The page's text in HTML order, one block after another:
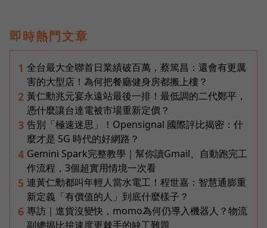
即時熱門文章
1 全台最大全聯首日業績破百萬，蔡篤昌：還會有更厲
害的大型店！為何把餐廳健身房都搬上樓？
2 黃仁勳兆元宴永遠站最後一排！最低調的二代鄭平，
憑什麼讓台達電被市場重新定價？
3 告別「極速迷思」！Opensignal 國際評比揭密：什
麼才是 5G 時代的好網路？
4 Gemini Spark完整教學｜幫你讀Gmail、自動跑完工
作流程，3個超實用情境一次看
5 連黃仁勳都叫年輕人當水電工！程世嘉：智慧通膨重
新定義「有價值的人」到底什麼樣子？
6 專訪｜進貨沒變快，momo為何仍導入機器人？物流
副總揭比拚速度更棘手的缺工難題